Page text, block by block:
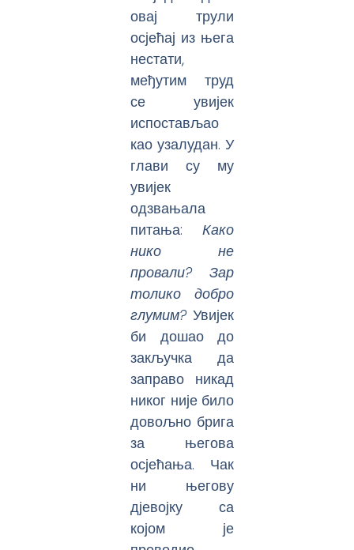
овај трули
осјећај из њега
нестати,
међутим труд
се увијек
испостављао
као узалудан. У
глави су му
увијек
одзвањала
питања:Како
нико не
провали? Зар
толико добро
глумим?Увијек
би дошао до
закључка да
заправо никад
никог није било
довољно брига
за његова
осјећања. Чак
ни његову
дјевојку са
којом је